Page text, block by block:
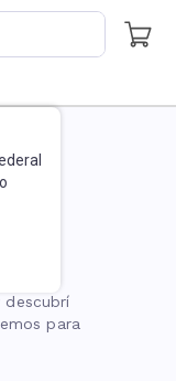
descubrí
para